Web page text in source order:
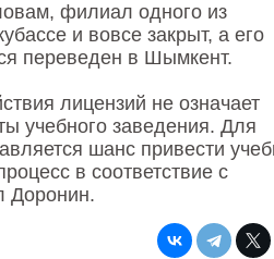
филиал одного из
и вовсе закрыт, а его
переведен в Шымкент.
лицензий не означает
учебного заведения. Для
шанс привести
в соответствие с
Доронин.